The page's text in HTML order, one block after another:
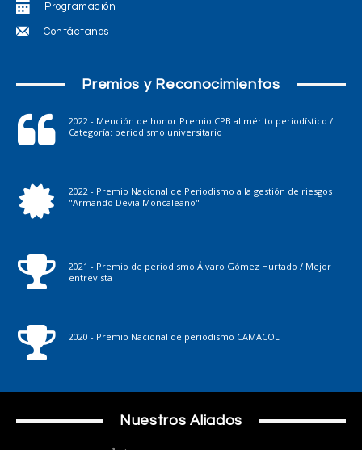
Programación
Contáctanos
Premios y Reconocimientos
2022 - Mención de honor Premio CPB al mérito periodístico /
Categoría: periodismo universitario
2022 - Premio Nacional de Periodismo a la gestión de riesgos
"Armando Devia Moncaleano"
2021 - Premio de periodismo Álvaro Gómez Hurtado / Mejor
entrevista
2020 - Premio Nacional de periodismo CAMACOL
Nuestros Aliados